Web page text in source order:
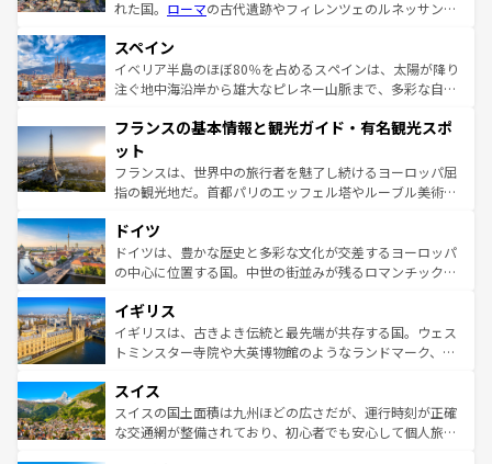
れた国。 ローマの古代遺跡やフィレンツェのルネッサンス
ろん、トスカーナの美しい田園風景やアマルフィ海岸の絶
景など、自然景観も見逃せない。観光の合間には、本場の
ピザやパスタなど、絶品のイタリア料理を堪能することも
ませてくれるイタリアで、忘れられない旅をしてみよう！
なお、新着のイタリア情報は
しい。
スペイン
イベリア半島のほぼ80％を占めるスペインは、太陽が降り
注ぐ地中海沿岸から雄大なピレネー山脈まで、多彩な自然
文化が根付くこの国では、情熱的なフラメンコ、熱気あふ
れる闘牛、そして美味しいタパスが生活の一部となってい
る。首都マドリードの洗練された雰囲気や、バルセロナの
アートに溢れた街角から、地方では古代ローマ遺跡や中世
せる。地方によって風土や気候が異なるスペインはその個
性で訪れる人を魅了する。 なお、新着のスペイン情報は コ
ンテンツ一覧を参照してほしい。
フランスの基本情報と観光ガイド・有名観光スポ
ット
フランスは、世界中の旅行者を魅了し続けるヨーロッパ屈
指の観光地だ。首都パリのエッフェル塔やルーブル美術館
で、幅広い魅力が詰まっている。華麗な宮殿、歴史的な大
聖堂、美しいビーチ、そして豊かな自然が、訪れる者を心
から魅了する。また、フランスは美食の国としても知ら
いる。シャンパンの発祥地であるランス、プロヴァンスの
香り高いラベンダー畑など、多彩な楽しみ方が可能だ。さ
らに、パリ以外の地域にも魅力が溢れており、どの街角に
れる地方に足を運ぶとそれぞれで全く異なる文化を体験で
きるだろう。 なお、新着のフランス情報はコンテンツ一覧
を参照してほしい。
ドイツ
ドイツは、豊かな歴史と多彩な文化が交差するヨーロッパ
の中心に位置する国。中世の街並みが残るロマンチック街
顔を持つこの国は、どこを歩いても飽きることがない。ベ
ルリンの文化的活気、バイエルン州のアルプスの絶景、そ
してライン川沿いのワイン畑といった風景は必見。ビール
は、お酒好きな人にはぜひ体験してほしい。 なお、新着の
ドイツ情報はコンテンツ一覧を参照してほしい。
イギリス
イギリスは、古きよき伝統と最先端が共存する国。ウェス
トミンスター寺院や大英博物館のようなランドマーク、歴
リアごとに異なる魅力がある。また、優雅なアフタヌーン
ティー、ビール好きにはたまらない英国パブ、サッカー観
戦など、本場だからこそできる体験も豊富。イギリスを旅
スイス
スイスの国土面積は九州ほどの広さだが、運行時刻が正確
な交通網が整備されており、初心者でも安心して個人旅行